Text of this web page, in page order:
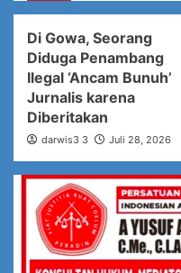
Di Gowa, Seorang
Diduga Penambang
Ilegal ‘Ancam Bunuh’
Jurnalis karena
Diberitakan
darwis3 3 Juli 28, 2026